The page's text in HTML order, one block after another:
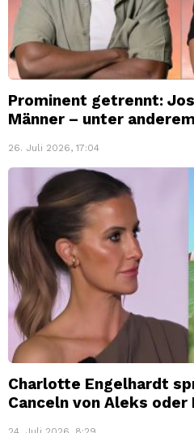
Prominent getrennt:
Männer – unter
26. Juli 2026, 17:04
Charlotte Engelhardt
Canceln von Aleks